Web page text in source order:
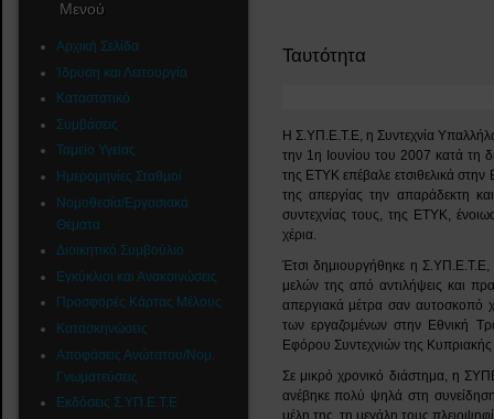
Ταυτότητα
Η Σ.ΥΠ.Ε.Τ.Ε, η Συντεχνία
την 1η Ιουνίου του 2007 κατά τη
της ΕΤΥΚ επέβαλε ετσιθελικά
της απεργίας την απαράδεκτη
συντεχνίας τους, της ΕΤΥΚ,
χέρια.
Έτσι δημιουργήθηκε η
μελών της από αντιλήψεις και
απεργιακά μέτρα σαν αυτοσκοπό
των εργαζομένων στην Εθνική
Εφόρου Συντεχνιών της
Σε μικρό χρονικό διάστημα, η
ανέβηκε πολύ ψηλά στη
μέλη της, τη μεγάλη τους
Μενού
Αρχική Σελίδα
Ίδρυση και Λειτουργία
Καταστατικό
Συμβάσεις
Ταμείο Υγείας
Ημερομηνίες Σταθμοί
Νομοθεσία/Εργασιακά
Θέματα
Διοικητικό Συμβούλιο
Εγκύκλιοι και Ανακοινώσεις
Προσφορές Κάρτας Μέλους
Κατασκηνώσεις
Αποφάσεις Ανώτατου/Νομ.
Γνωματεύσεις
Εκδόσεις Σ.ΥΠ.Ε.Τ.Ε